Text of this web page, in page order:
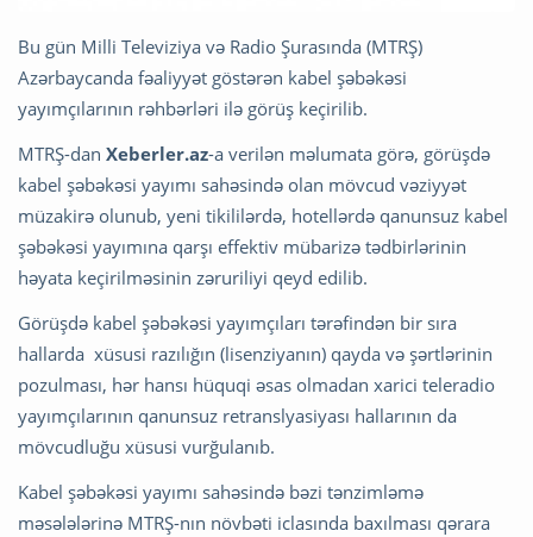
Bu gün Milli Televiziya və Radio Şurasında (MTRŞ)
Azərbaycanda fəaliyyət göstərən kabel şəbəkəsi
yayımçılarının rəhbərləri ilə görüş keçirilib.
MTRŞ-dan Xeberler.az-a verilən məlumata görə, görüşdə
kabel şəbəkəsi yayımı sahəsində olan mövcud vəziyyət
müzakirə olunub, yeni tikililərdə, hotellərdə qanunsuz kabel
şəbəkəsi yayımına qarşı effektiv mübarizə tədbirlərinin
həyata keçirilməsinin zəruriliyi qeyd edilib.
Görüşdə kabel şəbəkəsi yayımçıları tərəfindən bir sıra
hallarda xüsusi razılığın (lisenziyanın) qayda və şərtlərinin
pozulması, hər hansı hüquqi əsas olmadan xarici teleradio
yayımçılarının qanunsuz retranslyasiyası hallarının da
mövcudluğu xüsusi vurğulanıb.
Kabel şəbəkəsi yayımı sahəsində bəzi tənzimləmə
məsələlərinə MTRŞ-nın növbəti iclasında baxılması qərara